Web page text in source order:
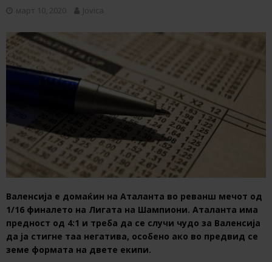
март 10, 2020 Jovica
Валенсија е домаќин на Аталанта во реванш мечот од
1/16 финалето на Лигата на Шампиони. Аталанта има
предност од 4:1 и треба да се случи чудо за Валенсија
да ја стигне таа негатива, особено ако во предвид се
земе формата на двете екипи.